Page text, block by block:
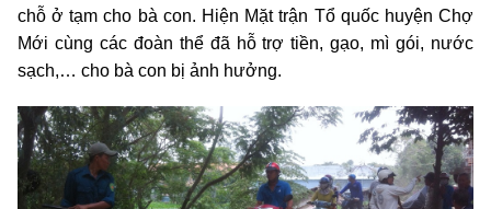
chỗ ở tạm cho bà con. Hiện Mặt trận Tổ quốc huyện Chợ
Mới cùng các đoàn thể đã hỗ trợ tiền, gạo, mì gói, nước
sạch,… cho bà con bị ảnh hưởng.